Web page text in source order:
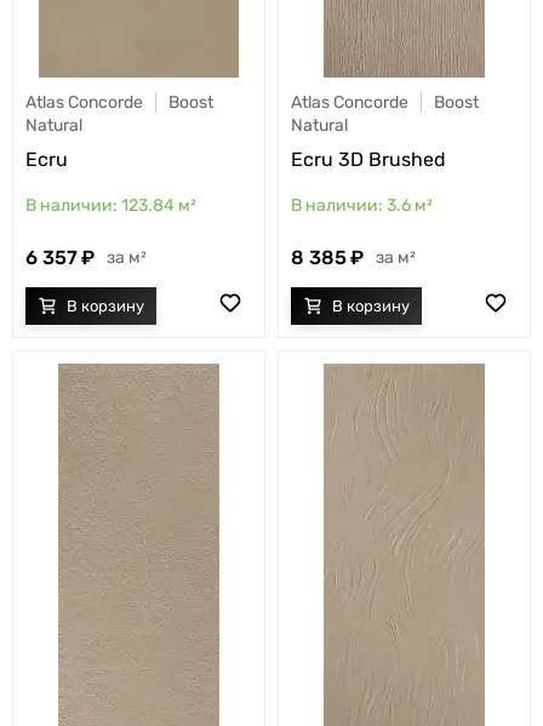
Atlas Concorde
Boost
Natural
Ecru
123.84 м²
6 357 м²
Atlas Concorde
Boost
Natural
Ecru 3D Brushed
3.6 м²
8 385 м²